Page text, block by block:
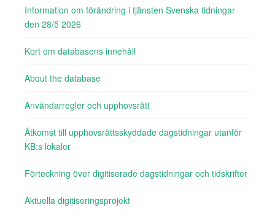
Information om förändring i tjänsten Svenska tidningar
den 28/5 2026
Kort om databasens innehåll
About the database
Användarregler och upphovsrätt
Åtkomst till upphovsrättsskyddade dagstidningar utanför
KB:s lokaler
Förteckning över digitiserade dagstidningar och tidskrifter
Aktuella digitiseringsprojekt